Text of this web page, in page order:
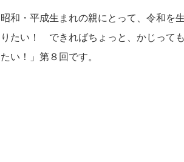
昭和・平成生まれの親にとって、令和を
りたい！ できればちょっと、かじって
たい！」第８回です。